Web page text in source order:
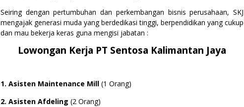
Seiring dengan pertumbuhan dan perkembangan bisnis perusahaan, SKJ
mengajak generasi muda yang berdedikasi tinggi, berpendidikan yang cukup
dan mau bekerja keras guna mengisi jabatan :
Lowongan Kerja PT Sentosa Kalimantan Jaya
1. Asisten Maintenance Mill (1 Orang)
2. Asisten Afdeling (2 Orang)